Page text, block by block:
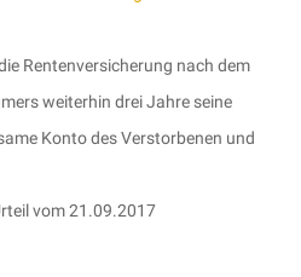
Rentenversicherung nach dem
weiterhin drei Jahre seine
Konto des Verstorbenen und
vom 21.09.2017